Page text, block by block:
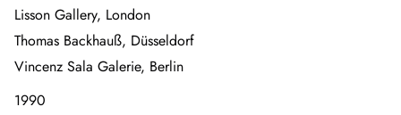
Lisson Gallery, London
Thomas Backhauß, Düsseldorf
Vincenz Sala Galerie, Berlin
1990